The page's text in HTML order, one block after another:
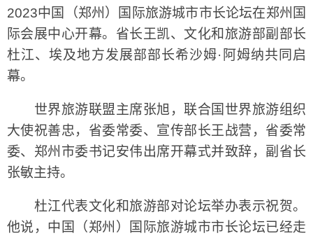
2023中国（郑州）国际旅游城市市长论坛在郑州国
际会展中心开幕。省长王凯、文化和旅游部副部长
杜江、埃及地方发展部部长希沙姆·阿姆纳共同启
幕。
世界旅游联盟主席张旭，联合国世界旅游组织
大使祝善忠，省委常委、宣传部长王战营，省委常
委、郑州市委书记安伟出席开幕式并致辞，副省长
张敏主持。
杜江代表文化和旅游部对论坛举办表示祝贺。
他说，中国（郑州）国际旅游城市市长论坛已经走